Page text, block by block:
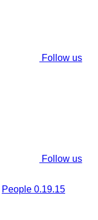
Follow us
Follow us
People 0.19.15